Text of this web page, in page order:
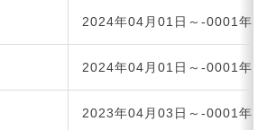
2024年04月01日～-0001年
2024年04月01日～-0001年
2023年04月03日～-0001年